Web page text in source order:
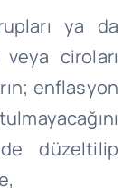
ya da
ciroları
enflasyon
düzeltilip